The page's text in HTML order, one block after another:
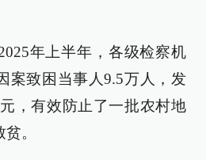
年上半年，各级检察机
案致困当事人9.5万人，发
，有效防止了一批农村地
。